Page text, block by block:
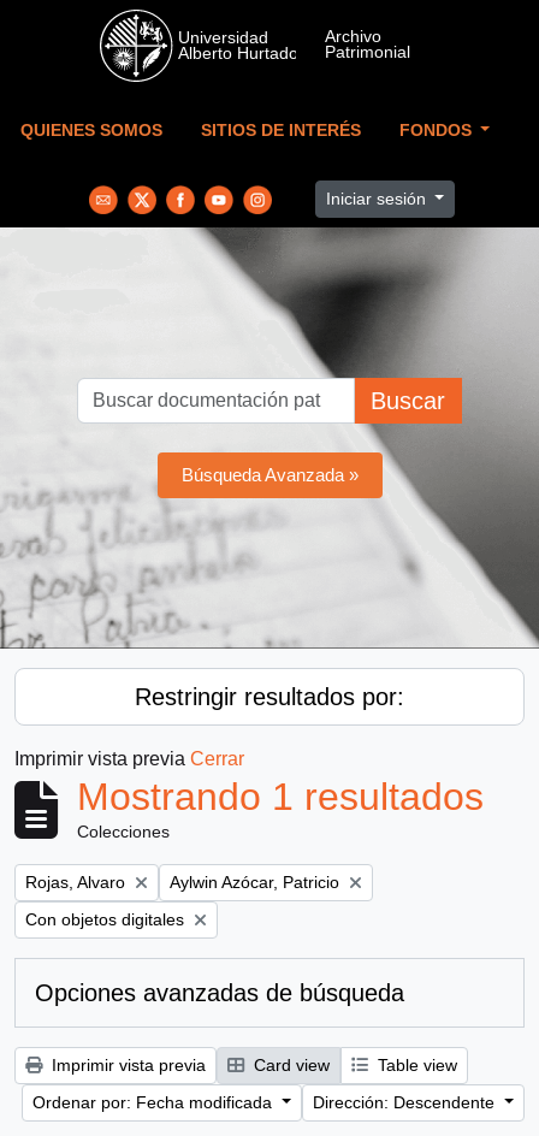
Skip to main content
QUIENES SOMOS SITIOS DE INTERÉS FONDOS
Iniciar sesión
Buscar
Búsqueda Avanzada »
Restringir resultados por:
Imprimir vista previa Cerrar
Mostrando 1 resultados
Colecciones
Remove filter:
Rojas, Alvaro Remove filter:
Aylwin Azócar, Patricio
Remove filter:
Con objetos digitales
Opciones avanzadas de búsqueda
Imprimir vista previa Card view
Table view
Ordenar por: Fecha modificada
Dirección: Descendente